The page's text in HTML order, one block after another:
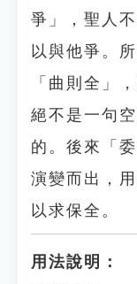
爭」，聖人
以與他爭。
「曲則全」
絕不是一句
的。後來「
演變而出，
以求保全。
用法說明：